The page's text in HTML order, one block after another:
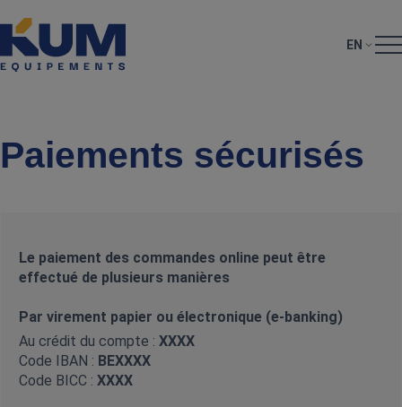
EN
Paiements sécurisés
Le paiement des commandes online peut être
effectué de plusieurs manières
Par virement papier ou électronique (e-banking)
Au crédit du compte : XXXX
Code IBAN : BEXXXX
Code BICC : XXXX